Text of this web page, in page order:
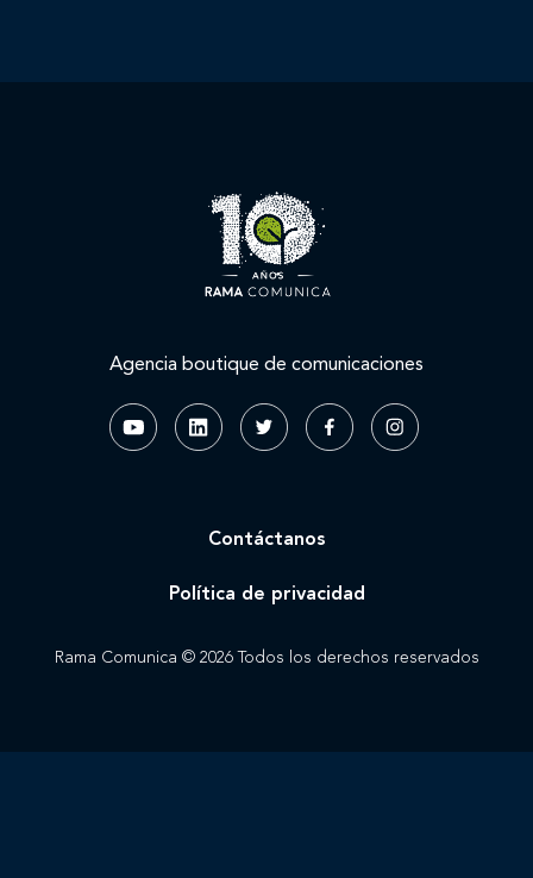
Agencia boutique de comunicaciones
Rama Comunica © 2026 Todos los derechos reservados
Contáctanos
Política de privacidad